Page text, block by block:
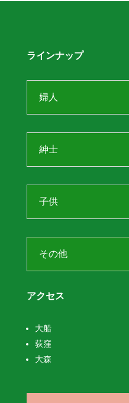
ラインナップ
婦人
紳士
子供
その他
アクセス
大船
荻窪
大森